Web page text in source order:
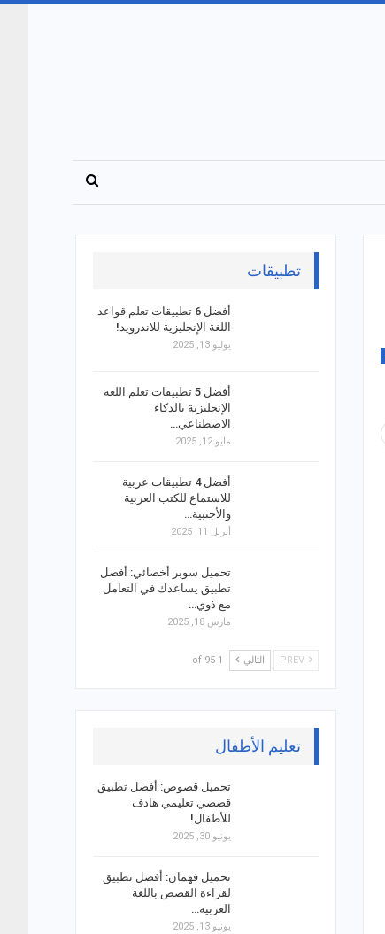
تطبيقات
أفضل 6 تطبيقات تعلم قواعد
اللغة الإنجليزية للاندرويد!
يوليو 13, 2025
أفضل 5 تطبيقات تعلم اللغة
الإنجليزية بالذكاء
الاصطناعي…
مايو 12, 2025
أفضل 4 تطبيقات عربية
للاستماع للكتب العربية
والأجنبية…
أبريل 11, 2025
تحميل سوبر أخصائي: أفضل
تطبيق يساعدك في التعامل
مع ذوي…
مارس 18, 2025
التالي 1 of 95
تعليم الأطفال
تحميل قصوص: أفضل تطبيق
قصصي تعليمي هادف
للأطفال!
يونيو 30, 2025
تحميل فهمان: أفضل تطبيق
لقراءة القصص باللغة
العربية…
يونيو 13, 2025